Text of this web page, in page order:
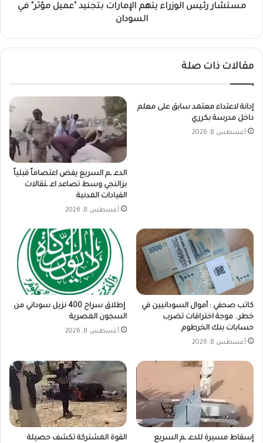
السودان
مستشار رئيس الوزراء يتهم الإمارات بتجنيد "عميل مؤثر" في
السودان
مقالات ذات صلة
إدانة لاعتداء معتمد سابق على معلم
داخل مدرسة بكرري
أغسطس 8, 2026
الدعـ ـم السريع يفض اعتصاماً قبلياً
بزالنجي وسط تصاعد اعـ ـتقالات
القيادات المدنية
أغسطس 8, 2026
كاتب صحفي : أموال السودانيين في
خطر.. موجة اختراقات تضرب
حسابات بنك الخرطوم
أغسطس 8, 2026
إطلاق سراح 400 نزيل سوداني من
السجون المصرية
أغسطس 8, 2026
إسقاط مسيرة للدعـ ـم السريع
القوة المشتركة تكشف حصيلة